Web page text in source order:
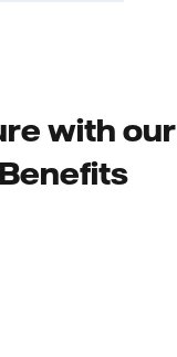
with our